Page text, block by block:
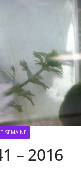
SEMAINE
– 2016